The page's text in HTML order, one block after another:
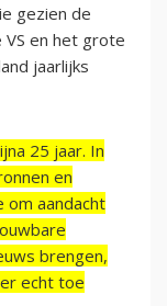
gezien de
en het grote
jaarlijks
25 jaar. In
en
om aandacht
brengen,
echt toe